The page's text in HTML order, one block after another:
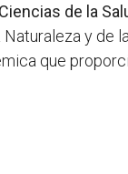
de la
y de
que